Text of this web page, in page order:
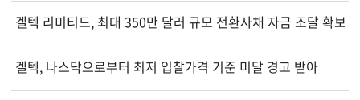
겔텍 리미티드, 최대 350만 달러 규모 전환사채 자금 조달 확보
겔텍, 나스닥으로부터 최저 입찰가격 기준 미달 경고 받아